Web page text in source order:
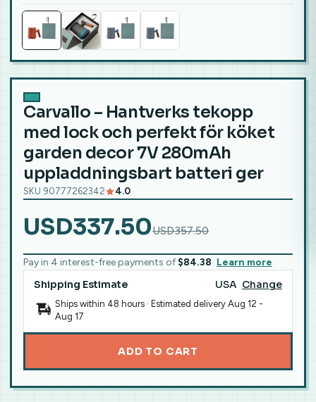
Carvallo – Hantverks tekopp
med lock och perfekt för köket
garden decor 7V 280mAh
uppladdningsbart batteri ger
SKU 90777262342 4.0
USD337.50USD357.50
Pay in 4 interest-free payments of $84.38 Learn more
Shipping Estimate USA Change
Ships within 48 hours · Estimated delivery Aug 12 -
Aug 17
ADD TO CART